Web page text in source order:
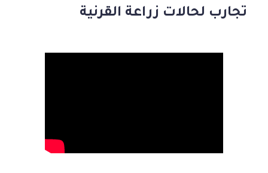
تجارب لحالات زراعة القرنية